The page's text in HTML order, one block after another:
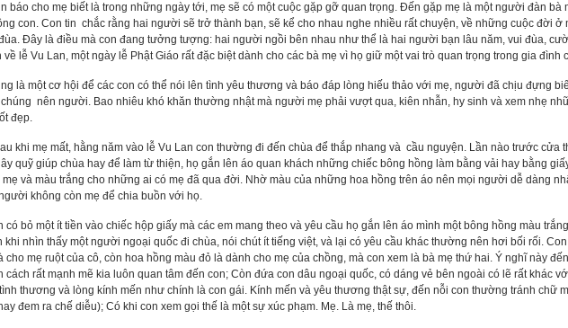
báo cho mẹ biết là trong những ngày tới, mẹ sẽ có một cuộc gặp gỡ quan trọng. Đến gặp mẹ là một người đàn bà
con. Con tin chắc rằng hai người sẽ trở thành bạn, sẽ kể cho nhau nghe nhiều rất chuyện, về những cuộc đời ở
Đây là điều mà con đang tưởng tượng: hai người ngồi bên nhau như thể là hai người bạn lâu năm, vui đùa,
về lễ Vu Lan, một ngày lễ Phật Giáo rất đặc biệt dành cho các bà mẹ vì họ giữ một vai trò quan trọng trong gia đình
là một cơ hội để các con có thể nói lên tình yêu thương và báo đáp lòng hiếu thảo với mẹ, người đã chịu đựng
nên người. Bao nhiêu khó khăn thường nhật mà người mẹ phải vượt qua, kiên nhẫn, hy sinh và xem nhẹ
đẹp.
khi mẹ mất, hằng năm vào lễ Vu Lan con thường đi đến chùa để thắp nhang và cầu nguyện. Lần nào trước cửa
quỹ giúp chùa hay để làm từ thiện, họ gắn lên áo quan khách những chiếc bông hồng làm bằng vải hay bằng
và màu trắng cho những ai có mẹ đã qua đời. Nhờ màu của những hoa hồng trên áo nên mọi người dễ dàng
không còn mẹ để chia buồn với họ.
có bỏ một ít tiền vào chiếc hộp giấy mà các em mang theo và yêu cầu họ gắn lên áo mình một bông hồng màu
khi nhìn thấy một người ngoại quốc đi chùa, nói chút ít tiếng việt, và lại có yêu cầu khác thường nên hơi bối rối.
cho mẹ ruột của cô, còn hoa hồng màu đỏ là dành cho mẹ của chồng, mà con xem là bà mẹ thứ hai. Ý nghĩ này
cách rất mạnh mẽ kia luôn quan tâm đến con; Còn đứa con dâu ngoại quốc, có dáng vẻ bên ngoài có lẽ rất khác
thương và lòng kính mến như chính là con gái. Kính mến và yêu thương thật sự, đến nỗi con thường tránh chữ
đem ra chế diễu); Có khi con xem gọi thế là một sự xúc phạm. Mẹ. Là mẹ, thế thôi.